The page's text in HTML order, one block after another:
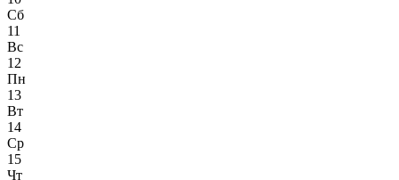
Сб
11
Вс
12
Пн
13
Вт
14
Ср
15
Чт